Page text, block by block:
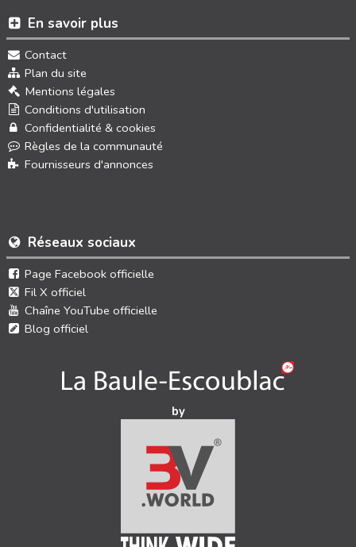
Réseaux sociaux
Page Facebook officielle
Fil X officiel
Chaîne YouTube officielle
Blog officiel
En savoir plus
Contact
Plan du site
Mentions légales
Conditions d'utilisation
Confidentialité & cookies
Règles de la communauté
Fournisseurs d'annonces
by